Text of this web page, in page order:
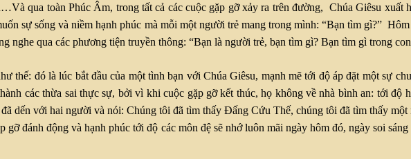
qua toàn Phúc Âm, trong tất cả các cuộc gặp gỡ xảy ra trên đường, Chúa Giêsu xuất
sự sống và niềm hạnh phúc mà mỗi một người trẻ mang trong mình: “Bạn tìm gì?”
nghe qua các phương tiện truyền thông: “Bạn là người trẻ, bạn tìm gì? Bạn tìm gì trong
thế: đó là lúc bắt đầu của một tình bạn với Chúa Giêsu, mạnh mẽ tới độ áp đặt một sự
các thừa sai thực sự, bởi vì khi cuộc gặp gỡ kết thúc, họ không về nhà bình an: tới độ
dến với hai người và nói: Chúng tôi đã tìm thấy Đấng Cứu Thế, chúng tôi đã tìm thấy
gỡ đánh động và hạnh phúc tới độ các môn đệ sẽ nhớ luôn mãi ngày hôm đó, ngày soi